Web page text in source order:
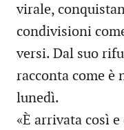
virale,
condivisioni
versi. Dal suo
racconta come è
lunedì.
«È arrivata così